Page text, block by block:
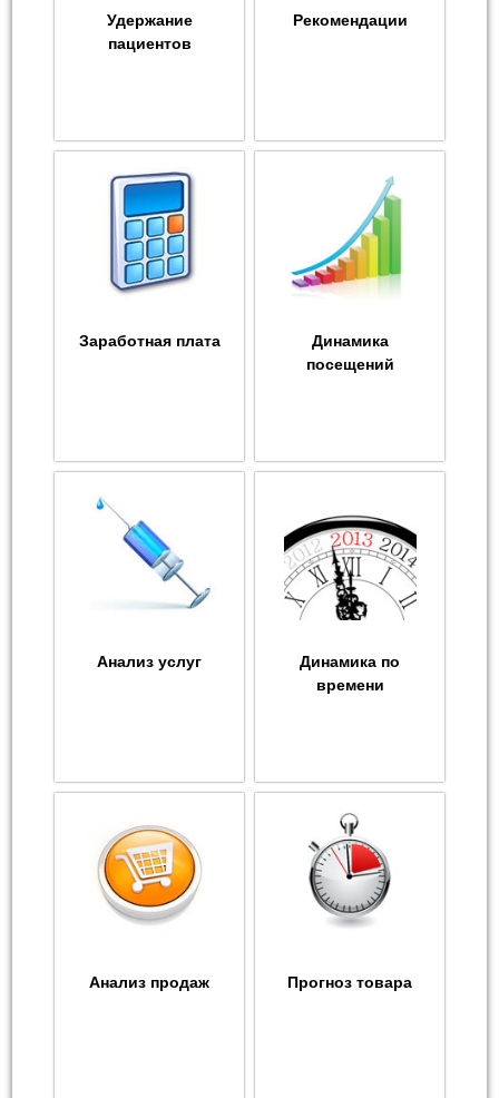
Удержание
пациентов
Рекомендации
Заработная плата
Динамика
посещений
Анализ услуг
Динамика по
времени
Анализ продаж Прогноз товара